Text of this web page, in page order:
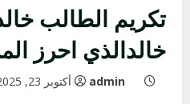
تكريم الطالب
خالدالذي احرز
admin أكتوبر 23, 2025